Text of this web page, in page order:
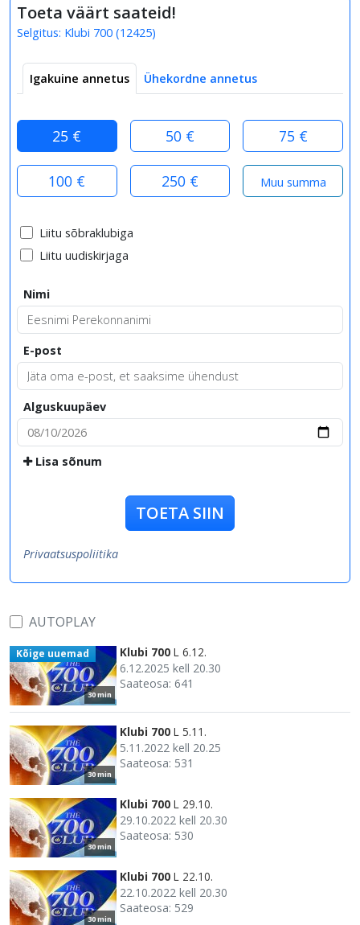
Toeta väärt saateid!
Selgitus: Klubi 700 (12425)
Igakuine annetus Ühekordne annetus
25 € 50 € 75 €
100 € 250 €
Liitu sõbraklubiga
Liitu uudiskirjaga
Nimi
E-post
Alguskuupäev
Lisa sõnum
TOETA SIIN
Privaatsuspoliitika
AUTOPLAY
30 min
Kõige uuemad Klubi 700 L 6.12.
6.12.2025 kell 20.30
Saateosa: 641
30 min
Klubi 700 L 5.11.
5.11.2022 kell 20.25
Saateosa: 531
30 min
Klubi 700 L 29.10.
29.10.2022 kell 20.30
Saateosa: 530
30 min
Klubi 700 L 22.10.
22.10.2022 kell 20.30
Saateosa: 529